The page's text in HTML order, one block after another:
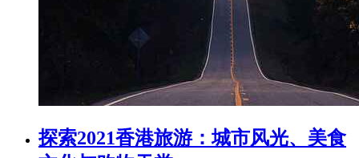
探索2021香港旅游：城市风光、美食